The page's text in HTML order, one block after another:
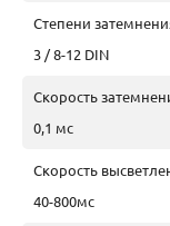
Степени
3 / 8-12 DIN
Скорость
0,1 мс
Скорость
40-800мс